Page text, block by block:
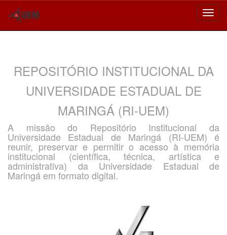
REPOSITÓRIO INSTITUCIONAL DA
UNIVERSIDADE ESTADUAL DE
MARINGÁ (RI-UEM)
A missão do Repositório Institucional da
Universidade Estadual de Maringá (RI-UEM) é
reunir, preservar e permitir o acesso à memória
institucional (científica, técnica, artística e
administrativa) da Universidade Estadual de
Maringá em formato digital.